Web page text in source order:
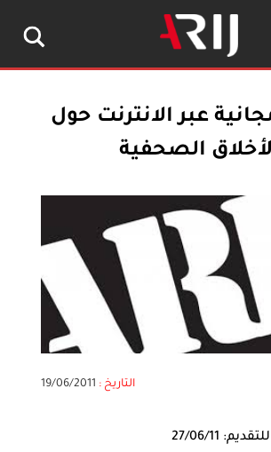
عبر الانترنت حول
الصحفية
التاريخ : 19/06/2011
27/06/11